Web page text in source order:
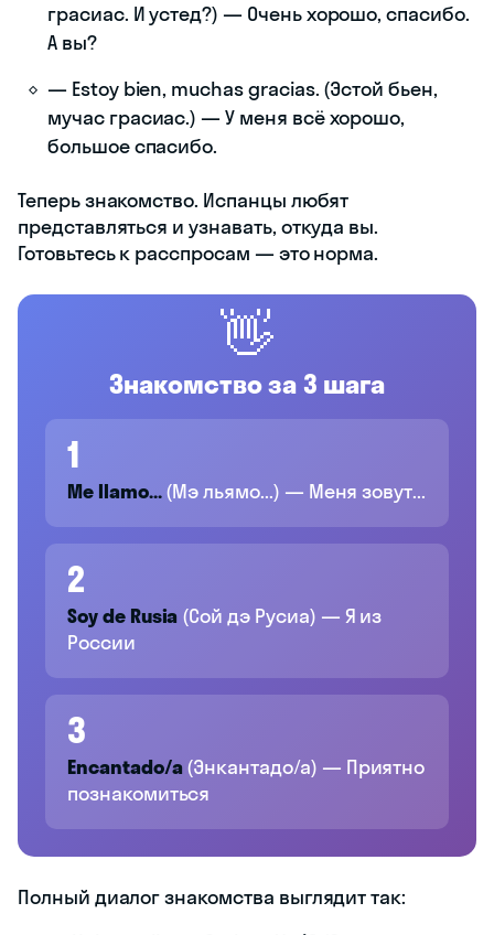
грасиас. И устед?) — Очень хорошо, спасибо.
А вы?
— Estoy bien, muchas gracias. (Эстой бьен,
мучас грасиас.) — У меня всё хорошо,
большое спасибо.
Теперь знакомство. Испанцы любят
представляться и узнавать, откуда вы.
Готовьтесь к расспросам — это норма.
👋
Знакомство за 3 шага
1
Me llamo...(Мэ льямо...) — Меня зовут...
2
Soy de Rusia (Сой дэ Русиа) — Я из
России
3
Encantado/a(Энкантадо/а) — Приятно
познакомиться
Полный диалог знакомства выглядит так: